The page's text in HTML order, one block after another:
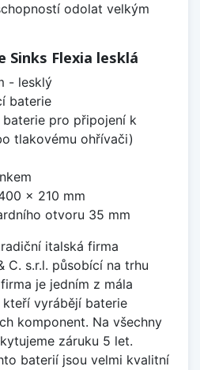
odolat velkým
Sinks Flexia lesklá
- lesklý
baterie
pro připojení k
tlakovému ohřívači)
x 210 mm
otvoru 35 mm
italská firma
C. s.r.l. působící na trhu
je jedním z mála
vyrábějí baterie
komponent. Na všechny
záruku 5 let.
baterií jsou velmi kvalitní